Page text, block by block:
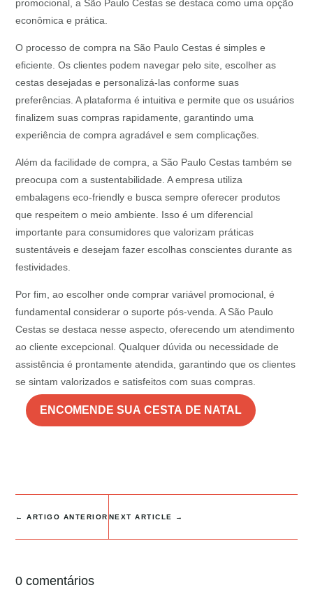
promocional, a São Paulo Cestas se destaca como uma opção
econômica e prática.
O processo de compra na São Paulo Cestas é simples e
eficiente. Os clientes podem navegar pelo site, escolher as
cestas desejadas e personalizá-las conforme suas
preferências. A plataforma é intuitiva e permite que os usuários
finalizem suas compras rapidamente, garantindo uma
experiência de compra agradável e sem complicações.
Além da facilidade de compra, a São Paulo Cestas também se
preocupa com a sustentabilidade. A empresa utiliza
embalagens eco-friendly e busca sempre oferecer produtos
que respeitem o meio ambiente. Isso é um diferencial
importante para consumidores que valorizam práticas
sustentáveis e desejam fazer escolhas conscientes durante as
festividades.
Por fim, ao escolher onde comprar variável promocional, é
fundamental considerar o suporte pós-venda. A São Paulo
Cestas se destaca nesse aspecto, oferecendo um atendimento
ao cliente excepcional. Qualquer dúvida ou necessidade de
assistência é prontamente atendida, garantindo que os clientes
se sintam valorizados e satisfeitos com suas compras.
ENCOMENDE SUA CESTA DE NATAL
←ARTIGO ANTERIOR NEXT ARTICLE →
0 comentários